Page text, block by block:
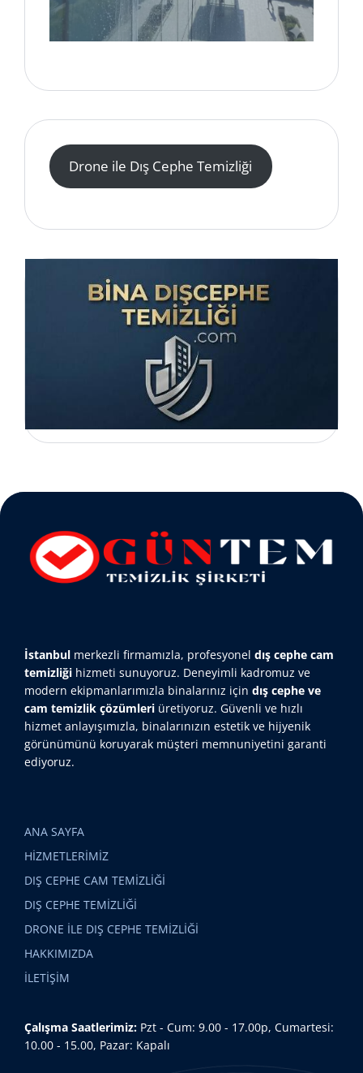
Drone ile Dış Cephe Temizliği
İstanbul merkezli firmamızla, profesyonel dış cephe cam
temizliği hizmeti sunuyoruz. Deneyimli kadromuz ve
modern ekipmanlarımızla binalarınız için dış cephe ve
cam temizlik çözümleri üretiyoruz. Güvenli ve hızlı
hizmet anlayışımızla, binalarınızın estetik ve hijyenik
görünümünü koruyarak müşteri memnuniyetini garanti
ediyoruz.
ANA SAYFA
HİZMETLERİMİZ
DIŞ CEPHE CAM TEMİZLİĞİ
DIŞ CEPHE TEMİZLİĞİ
DRONE İLE DIŞ CEPHE TEMİZLİĞİ
HAKKIMIZDA
İLETİŞİM
Çalışma Saatlerimiz: Pzt - Cum: 9.00 - 17.00p, Cumartesi:
10.00 - 15.00, Pazar: Kapalı